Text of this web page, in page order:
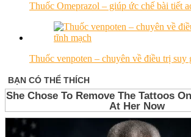
Thuốc Omeprazol – giúp ức chế bài tiết
Thuốc venpoten – chuyên về điều trị suy